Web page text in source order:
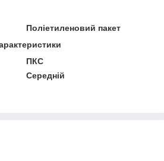
Поліетиленовий пакет
ПКС
Середній